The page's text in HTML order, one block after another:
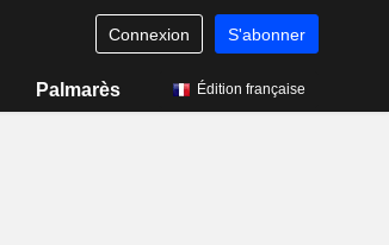
Connexion S'abonner
Palmarès Édition française